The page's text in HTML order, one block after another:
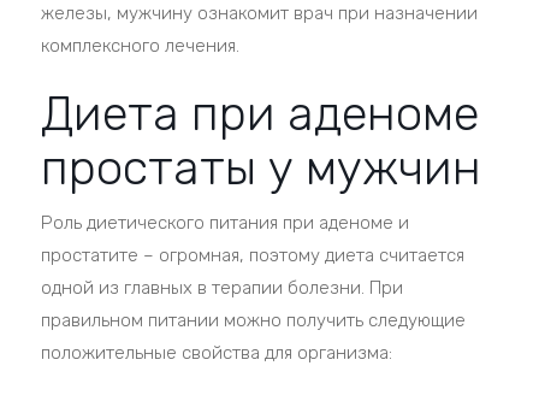
железы, мужчину ознакомит врач при назначении
комплексного лечения.
Диета при аденоме
простаты у мужчин
Роль диетического питания при аденоме и
простатите – огромная, поэтому диета считается
одной из главных в терапии болезни. При
правильном питании можно получить следующие
положительные свойства для организма: